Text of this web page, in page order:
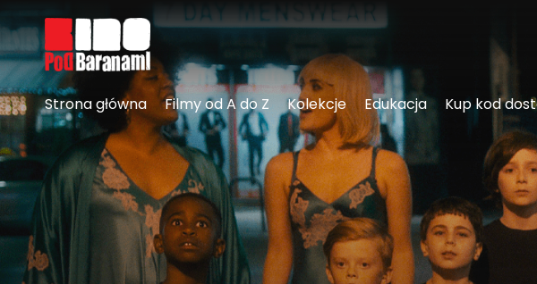
Linki ułatwień dostępu
Strona główna Filmy od A do Z Kolekcje Edukacja Kup kod